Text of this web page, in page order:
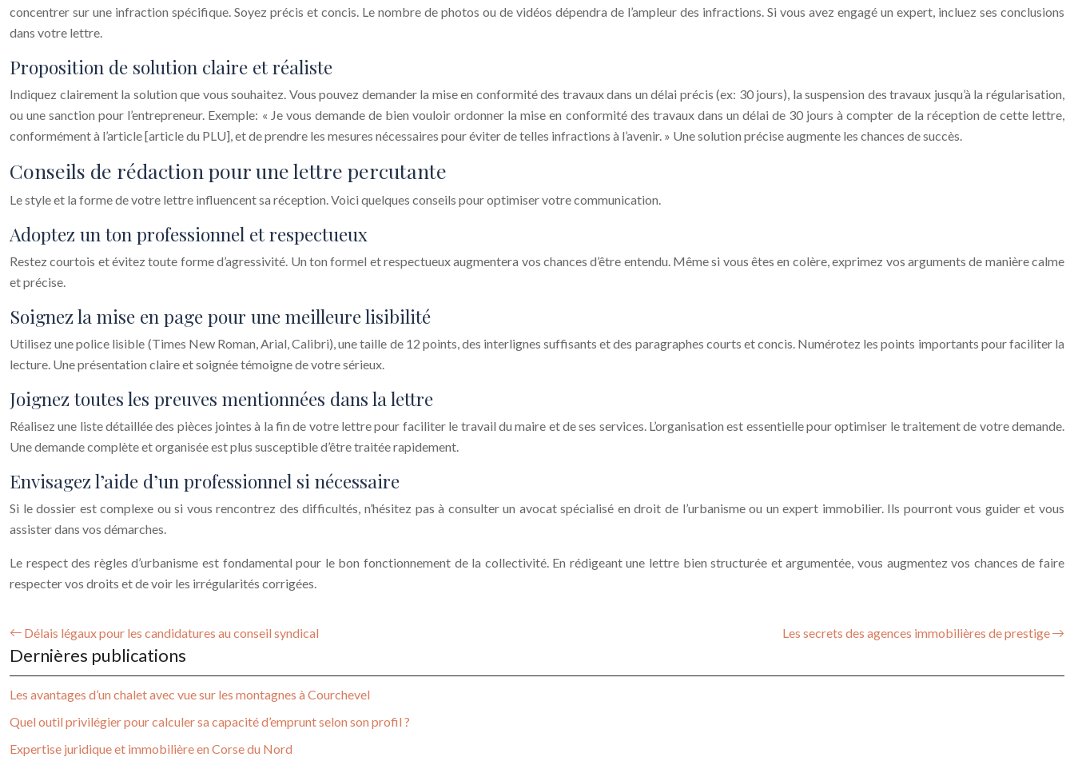
concentrer sur une infraction spécifique. Soyez précis et concis. Le nombre de photos ou de vidéos dépendra de l’ampleur des infractions. Si vous avez engagé un expert, incluez ses conclusions
dans votre lettre.
Proposition de solution claire et réaliste
Indiquez clairement la solution que vous souhaitez. Vous pouvez demander la mise en conformité des travaux dans un délai précis (ex: 30 jours), la suspension des travaux jusqu’à la régularisation,
ou une sanction pour l’entrepreneur. Exemple: « Je vous demande de bien vouloir ordonner la mise en conformité des travaux dans un délai de 30 jours à compter de la réception de cette lettre,
conformément à l’article [article du PLU], et de prendre les mesures nécessaires pour éviter de telles infractions à l’avenir. » Une solution précise augmente les chances de succès.
Conseils de rédaction pour une lettre percutante
Le style et la forme de votre lettre influencent sa réception. Voici quelques conseils pour optimiser votre communication.
Adoptez un ton professionnel et respectueux
Restez courtois et évitez toute forme d’agressivité. Un ton formel et respectueux augmentera vos chances d’être entendu. Même si vous êtes en colère, exprimez vos arguments de manière calme
et précise.
Soignez la mise en page pour une meilleure lisibilité
Utilisez une police lisible (Times New Roman, Arial, Calibri), une taille de 12 points, des interlignes suffisants et des paragraphes courts et concis. Numérotez les points importants pour faciliter la
lecture. Une présentation claire et soignée témoigne de votre sérieux.
Joignez toutes les preuves mentionnées dans la lettre
Réalisez une liste détaillée des pièces jointes à la fin de votre lettre pour faciliter le travail du maire et de ses services. L’organisation est essentielle pour optimiser le traitement de votre demande.
Une demande complète et organisée est plus susceptible d’être traitée rapidement.
Envisagez l’aide d’un professionnel si nécessaire
Si le dossier est complexe ou si vous rencontrez des difficultés, n’hésitez pas à consulter un avocat spécialisé en droit de l’urbanisme ou un expert immobilier. Ils pourront vous guider et vous
assister dans vos démarches.
Le respect des règles d’urbanisme est fondamental pour le bon fonctionnement de la collectivité. En rédigeant une lettre bien structurée et argumentée, vous augmentez vos chances de faire
respecter vos droits et de voir les irrégularités corrigées.
Délais légaux pour les candidatures au conseil syndical Les secrets des agences immobilières de prestige
Dernières publications
Les avantages d’un chalet avec vue sur les montagnes à Courchevel
Quel outil privilégier pour calculer sa capacité d’emprunt selon son profil ?
Expertise juridique et immobilière en Corse du Nord